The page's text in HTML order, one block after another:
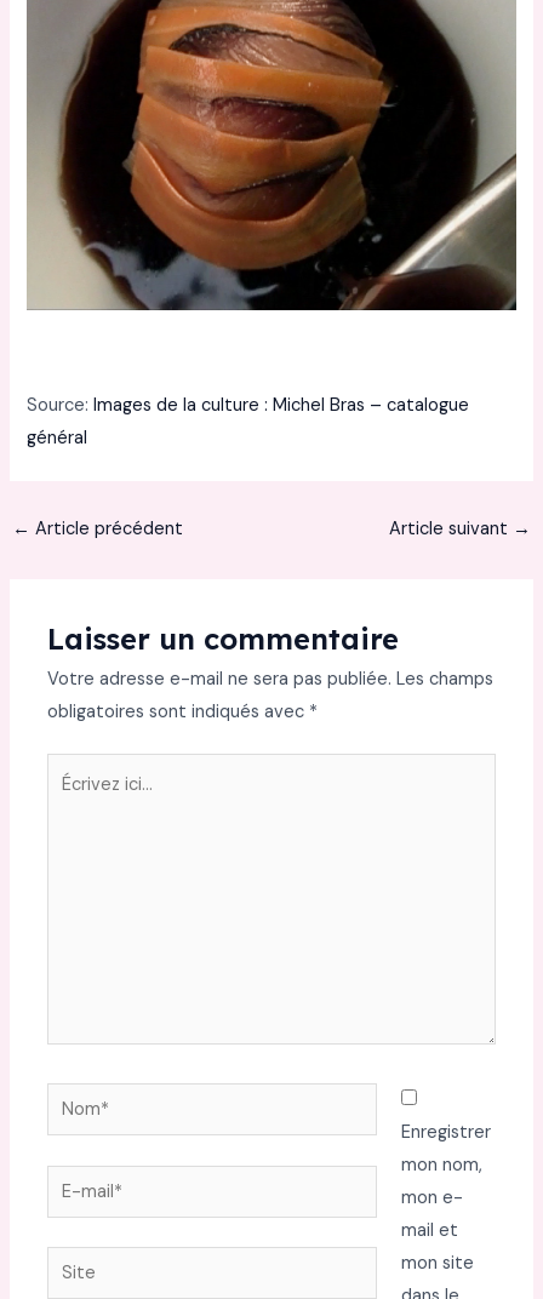
Source:Images de la culture : Michel Bras – catalogue
général
← Article précédent Article suivant →
Laisser un commentaire
Votre adresse e-mail ne sera pas publiée. Les champs
obligatoires sont indiqués avec *
Écrivez
Nom*
E-
mail*
Site
Enregistrer
mon nom,
mon e-
mail et
mon site